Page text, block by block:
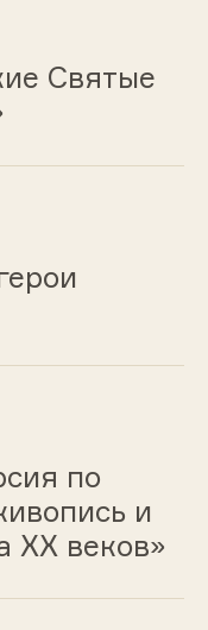
Святые
по
и
ХХ веков»